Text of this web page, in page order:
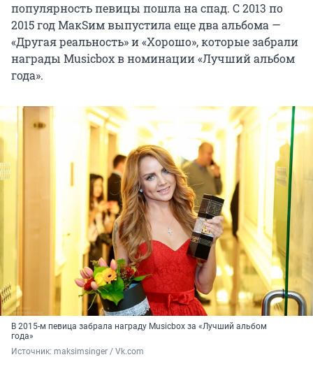
популярность певицы пошла на спад. С 2013 по
2015 год МакSим выпустила еще два альбома —
«Другая реальность» и «Хорошо», которые забрали
награды Musicbox в номинации «Лучший альбом
года».
В 2015-м певица забрала награду Musicbox за «Лучший альбом
года»
Источник: maksimsinger / Vk.com